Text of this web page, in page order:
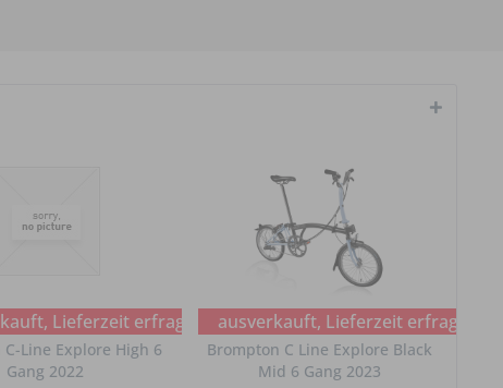
Lieferzeit erfragen
Line Explore High 6
Gang 2022
ausverkauft, Lieferzeit erfragen
Brompton C Line Explore Black
Mid 6 Gang 2023